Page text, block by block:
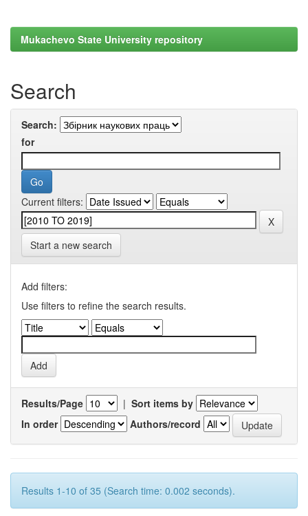
Mukachevo State University repository
Search
Search:
for
Current filters:
Start a new search
Add filters:
Use filters to refine the search results.
Results/Page | Sort items by
In order
Authors/record
Results 1-10 of 35 (Search time: 0.002 seconds).